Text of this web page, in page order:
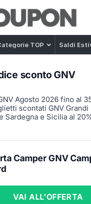
TOP Saldi
sconto GNV
Agosto 2026 fino al
scontati GNV Grandi
Sardegna e Sicilia al
Camper GNV
VAI ALL'OFFERTA